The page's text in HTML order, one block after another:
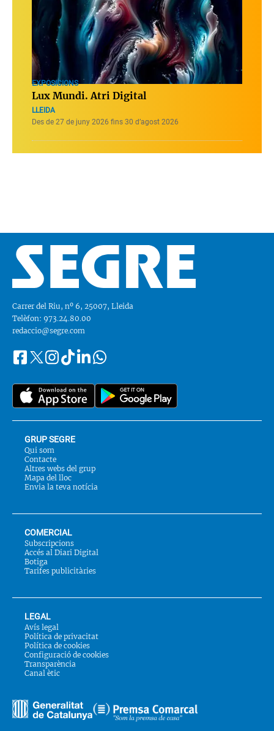
EXPOSICIONS
Lux Mundi. Atri Digital
LLEIDA
Des de 27 de juny 2026 fins 30 d’agost 2026
Carrer del Riu, nº 6, 25007, Lleida
Telèfon: 973.24.80.00
redaccio@segre.com
Segueix-
a::
FacebookInstagram
TiktokLinkedinWhatsapp
GRUP SEGRE
Qui som
Contacte
Altres webs del grup
Mapa del lloc
Envia la teva notícia
COMERCIAL
Subscripcions
Accés al Diari Digital
Botiga
Tarifes publicitàries
LEGAL
Avís legal
Política de privacitat
Política de cookies
Configuració de cookies
Transparència
Canal ètic